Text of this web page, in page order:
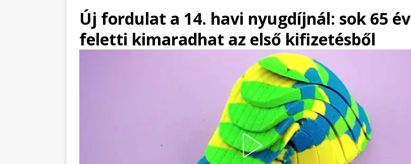
Új fordulat a 14. havi nyugdíjnál: sok 65 év
feletti kimaradhat az első kifizetésből